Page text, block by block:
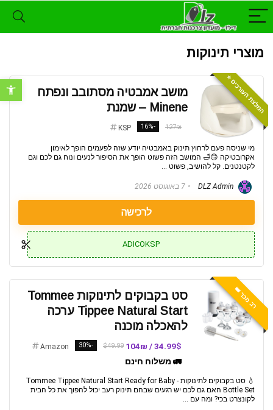
פתח
מוצרי תינוקות
המלצת העורכים ⭐️
מושב אמבטיה מסתובב ונפתח
Minene – שמנת
127₪
-16%
KSP
מי שניסה פעם לרחוץ תינוק באמבטיה יודע שזה לפעמים הופך לאימון
אקרובטיקה 🙃🛁 המושב הזה פשוט הופך את הסיפור לנעים ונוח גם לכם וגם
לקטנטנים. קל להושיב, פשוט ...
7 באוגוסט 2026
לרכישה
ADICOKSP
רב מכר 👑
סט בקבוקים לתינוקות Tommee
Tippee Natural Start ערכה
להאכלה מוכנה
34.99$ / 104₪
$49.99
-30%
Amazon
🚛 משלוח חינם
💧 סט בקבוקים לתינוקות - Tommee Tippee Natural Start Ready for Baby
Bottle Set האם גם לכם יש רגעים שבהם תינוק רעב יכול להפוך את כל הבית
לקונצרט בכי? ומה עם ...